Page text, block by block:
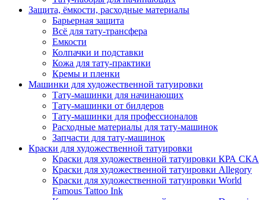
Защита, ёмкости, расходные материалы
Барьерная защита
Всё для тату-трансфера
Емкости
Колпачки и подставки
Кожа для тату-практики
Кремы и пленки
Машинки для художественной татуировки
Тату-машинки для начинающих
Тату-машинки от билдеров
Тату-машинки для профессионалов
Расходные материалы для тату-машинок
Запчасти для тату-машинок
Краски для художественной татуировки
Краски для художественной татуировки КРА СКА
Краски для художественной татуировки Allegory
Краски для художественной татуировки World
Famous Tattoo Ink